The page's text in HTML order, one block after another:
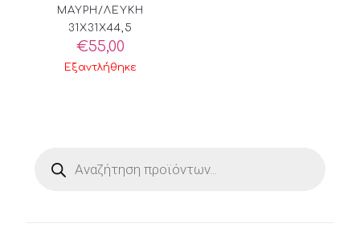
ΜΑΥΡΗ/ΛΕΥΚΗ
31X31X44,5
€55,00
Εξαντλήθηκε
search